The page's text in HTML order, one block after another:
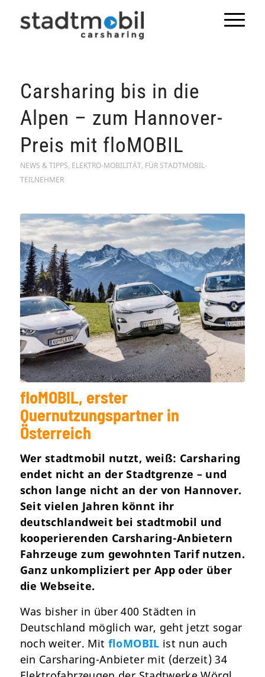
Carsharing bis in die
Alpen – zum Hannover-
Preis mit floMOBIL
NEWS & TIPPS, ELEKTRO-MOBILITÄT, FÜR STADTMOBIL-
TEILNEHMER
floMOBIL, erster
Quernutzungspartner in
Österreich
Wer stadtmobil nutzt, weiß: Carsharing
endet nicht an der Stadtgrenze – und
schon lange nicht an der von Hannover.
Seit vielen Jahren könnt ihr
deutschlandweit bei stadtmobil und
kooperierenden Carsharing-Anbietern
Fahrzeuge zum gewohnten Tarif nutzen.
Ganz unkompliziert per App oder über
die Webseite.
Was bisher in über 400 Städten in
Deutschland möglich war, geht jetzt sogar
noch weiter. Mit floMOBIL ist nun auch
ein Carsharing-Anbieter mit (derzeit) 34